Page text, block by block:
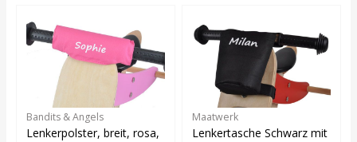
Bandits & Angels
Lenkerpolster, breit, rosa,
Maatwerk
Lenkertasche Schwarz mit